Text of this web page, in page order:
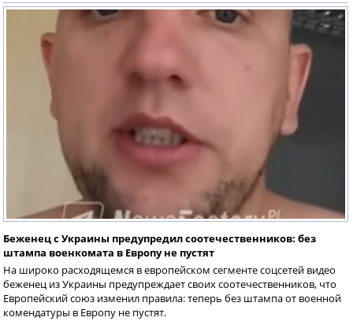
Беженец с Украины предупредил соотечественников: без
штампа военкомата в Европу не пустят
На широко расходящемся в европейском сегменте соцсетей видео
беженец из Украины предупреждает своих соотечественников, что
Европейский союз изменил правила: теперь без штампа от военной
комендатуры в Европу не пустят.